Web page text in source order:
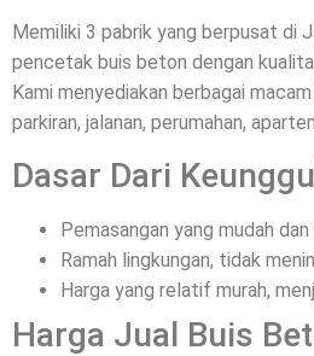
Memiliki 3 pabrik yang berpusat di
pencetak buis beton dengan
Kami menyediakan berbagai
parkiran, jalanan, perumahan,
Dasar Dari
Pemasangan yang mudah
Ramah lingkungan, tidak
Harga yang relatif murah,
Harga Jual Buis